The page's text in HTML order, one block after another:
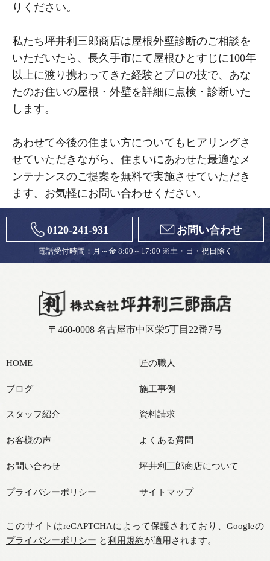
りください。
私たち坪井利三郎商店は屋根外壁診断のご相談を
いただいたら、長久手市にて屋根ひとすじに100年
以上に渡り携わってきた経験とプロの技で、あな
たのお住いの屋根・外壁を詳細に点検・診断いた
します。
あわせて今後の住まい方についてもヒアリングさ
せていただきながら、住まいにあわせた最適なメ
ンテナンスのご提案を無料で実施させていただき
ます。お気軽にお問い合わせください。
0120-241-931 お問い合わせ
電話受付時間：月～金 8:00～17:00 ※土・日・祝日除く
〒460-0008 名古屋市中区栄5丁目22番7号
HOME 匠の職人
ブログ 施工事例
スタッフ紹介 資料請求
お客様の声 よくある質問
お問い合わせ 坪井利三郎商店について
プライバシーポリシー サイトマップ
このサイトはreCAPTCHAによって保護されており、Googleの
プライバシーポリシー と利用規約が適用されます。